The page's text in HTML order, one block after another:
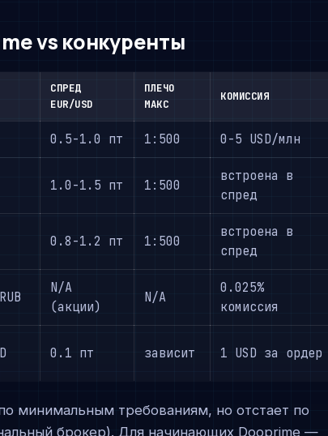
vs конкуренты
СПРЕД
EUR/USD
ПЛЕЧО
МАКС
КОМИССИЯ
0.5-1.0 пт 1:500 0-5 USD/млн
1.0-1.5 пт 1:500
встроена в
спред
0.8-1.2 пт 1:500
встроена в
спред
N/A
(акции)
N/A
0.025%
комиссия
0.1 пт зависит 1 USD за ордер
минимальным требованиям, но отстает по
брокер). Для начинающих Dooprime —